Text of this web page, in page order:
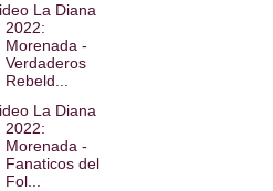
La Diana
2022:
Morenada -
Verdaderos
Rebeld...
La Diana
2022:
Morenada -
Fanaticos del
Fol...